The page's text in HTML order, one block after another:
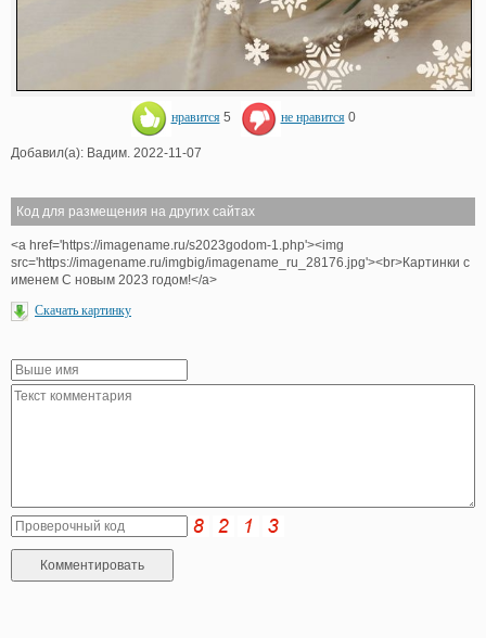
нравится 5 не нравится 0
Добавил(а): Вадим. 2022-11-07
Код для размещения на других сайтах
<a href='https://imagename.ru/s2023godom-1.php'><img
src='https://imagename.ru/imgbig/imagename_ru_28176.jpg'><br>Картинки с
именем С новым 2023 годом!</a>
Скачать картинку